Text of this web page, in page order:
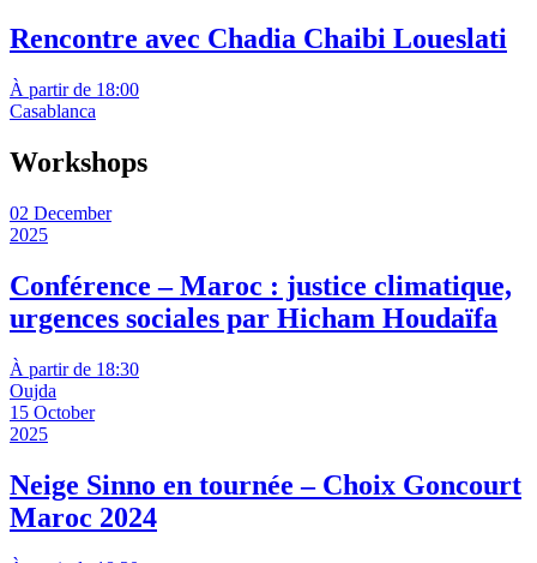
Rencontre avec Chadia Chaibi Loueslati
À partir de 18:00
Casablanca
Workshops
02 December
2025
Conférence – Maroc : justice climatique,
urgences sociales par Hicham Houdaïfa
À partir de 18:30
Oujda
15 October
2025
Neige Sinno en tournée – Choix Goncourt
Maroc 2024